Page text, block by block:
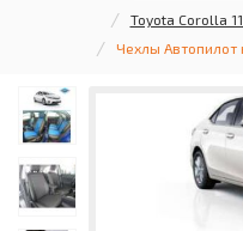
Toyota Corolla
Чехлы Автопилот